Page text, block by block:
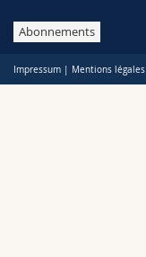
Abonnements
Impressum | Mentions légales